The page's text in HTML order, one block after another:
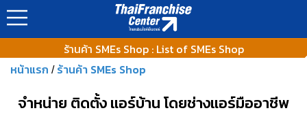
https://www.thaifranchisecenter.com/shop/images/
ร้านค้า SMEs Shop : List of SMEs Shop
หน้าแรก / ร้านค้า SMEs Shop
จำหน่าย ติดตั้ง แอร์บ้าน โดยช่างแอร์มืออาชีพ